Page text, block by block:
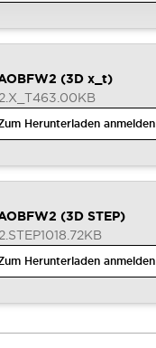
(3D x_t)
.X_T463.00KB
Herunterladen anmelden
(3D STEP)
.STEP1018.72KB
Herunterladen anmelden